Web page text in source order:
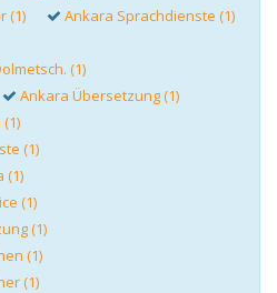
(1)
Ankara Sprachdienste (1)
(1)
Ankara Übersetzung (1)
(1)
(1)
(1)
(1)
(1)
(1)